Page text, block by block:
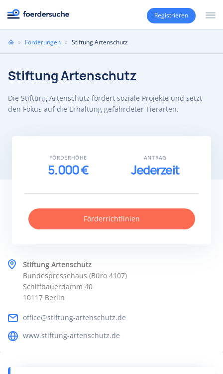
Registrieren
Sie» Förderungen » Stiftung Artenschutz
Stiftung Artenschutz
Die Stiftung Artenschutz fördert soziale Projekte und setzt
den Fokus auf die Erhaltung gefährdeter Tierarten.
Stiftung Artenschutz
Bundespressehaus (Büro 4107)
Schiffbauerdamm 40
10117 Berlin
office@stiftung-artenschutz.de
www.stiftung-artenschutz.de
FÖRDERHÖHE
5.000 €
ANTRAG
Jederzeit
Förderrichtlinien